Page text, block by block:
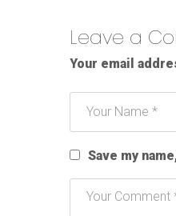
Leave a
Your email
Save my